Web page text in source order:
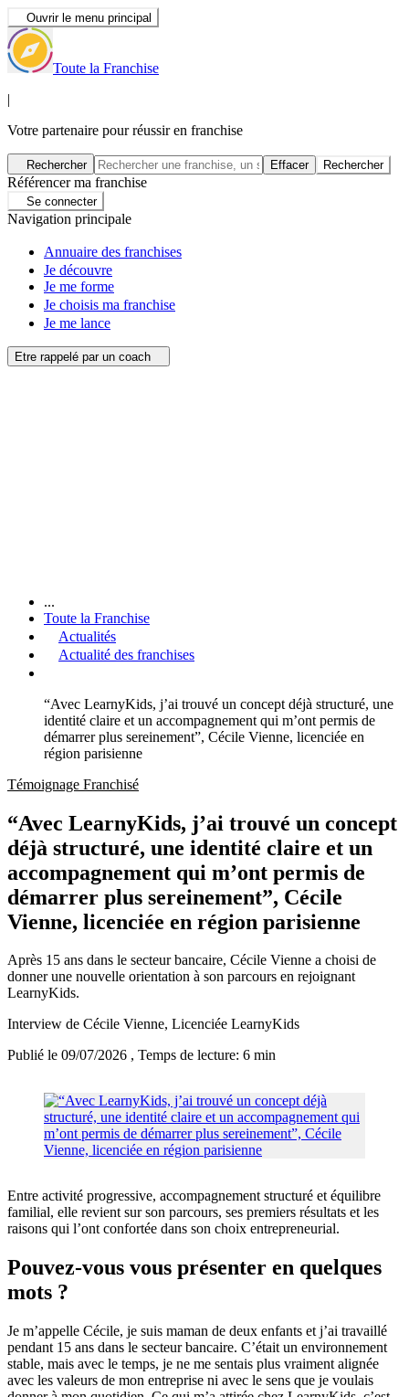
Ouvrir le menu principal
Toute la Franchise
|
Votre partenaire pour réussir en franchise
Rechercher Effacer Rechercher
Référencer ma franchise
Se connecter
Navigation principale
Annuaire des franchises
Je découvre
Je me forme
Je choisis ma franchise
Je me lance
Etre rappelé par un coach
...
Toute la Franchise
Actualités
Actualité des franchises
“Avec LearnyKids, j’ai trouvé un concept déjà structuré, une
identité claire et un accompagnement qui m’ont permis de
démarrer plus sereinement”, Cécile Vienne, licenciée en
région parisienne
Témoignage Franchisé
“Avec LearnyKids, j’ai trouvé un concept
déjà structuré, une identité claire et un
accompagnement qui m’ont permis de
démarrer plus sereinement”, Cécile
Vienne, licenciée en région parisienne
Après 15 ans dans le secteur bancaire, Cécile Vienne a choisi de
donner une nouvelle orientation à son parcours en rejoignant
LearnyKids.
Interview de Cécile Vienne, Licenciée LearnyKids
Publié le 09/07/2026 , Temps de lecture: 6 min
Entre activité progressive, accompagnement structuré et équilibre
familial, elle revient sur son parcours, ses premiers résultats et les
raisons qui l’ont confortée dans son choix entrepreneurial.
Pouvez-vous vous présenter en quelques
mots ?
Je m’appelle Cécile, je suis maman de deux enfants et j’ai travaillé
pendant 15 ans dans le secteur bancaire. C’était un environnement
stable, mais avec le temps, je ne me sentais plus vraiment alignée
avec les valeurs de mon entreprise ni avec le sens que je voulais